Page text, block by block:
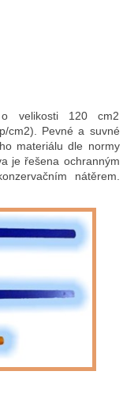
velikosti 120 cm2
cm2). Pevné a suvné
materiálu dle normy
je řešena ochranným
nátěrem.